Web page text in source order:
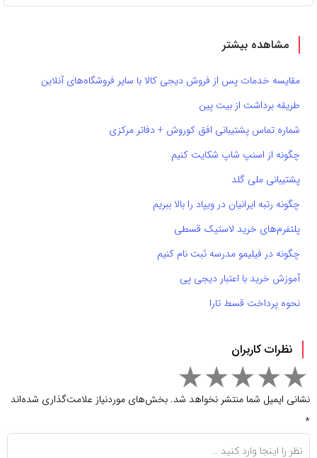
مشاهده بیشتر
مقایسه خدمات پس از فروش دیجی کالا با سایر فروشگاه‌های آنلاین
طریقه برداشت از بیت پین
شماره تماس پشتیبانی افق کوروش + دفاتر مرکزی
چگونه از اسنپ شاپ شکایت کنیم
پشتیبانی ملی گلد
چگونه رتبه ایرانیان در ویپاد را بالا ببریم
پلتفرم‌های خرید لاستیک قسطی
چگونه در فیلیمو مدرسه ثبت نام کنیم
آموزش خرید با اعتبار دیجی پی
نحوه پرداخت قسط تارا
نظرات کاربران
نشانی ایمیل شما منتشر نخواهد شد. بخش‌های موردنیاز علامت‌گذاری شده‌اند
*